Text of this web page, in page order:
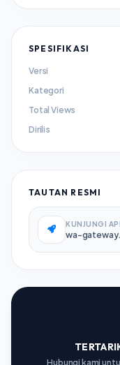
SPESIFIKASI
Versi
Kategori
Total Views
Dirilis
TAUTAN RESMI
KUNJUNGI
wa-
Hubungi kami